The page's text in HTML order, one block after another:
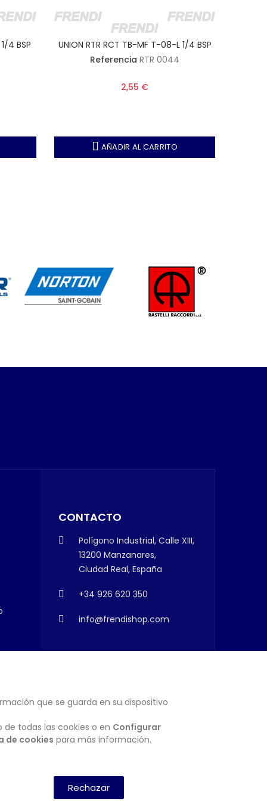
4 BSP
UNION RTR RCT TB-MF T-08-L 1/4 BSP
Referencia RTR 0044
2,55 €
AÑADIR AL CARRITO
CONTACTO
Polígono Industrial, Calle XIII,
13200 Manzanares,
Ciudad Real, España
+34 926 620 350
info@frendishop.com
SUSCRIBIRSE
que se guarda en su dispositivo
todas las cookies o en Configurar
de cookies para más información.
Rechazar